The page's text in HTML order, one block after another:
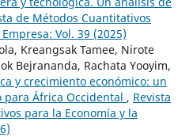
de Métodos Cuantitativos
Vol. 39 (2025)
Kreangsak Tamee, Nirote
Bejrananda, Rachata Yooyim,
y crecimiento económico: un
África Occidental , Revista
para la Economía y la